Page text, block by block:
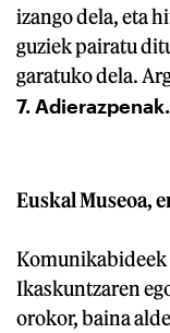
izango dela, eta
guziek pairatu
garatuko dela.
7. Adierazpenak.
Euskal Museoa,
Komunikabideek
Ikaskuntzaren
orokor, baina